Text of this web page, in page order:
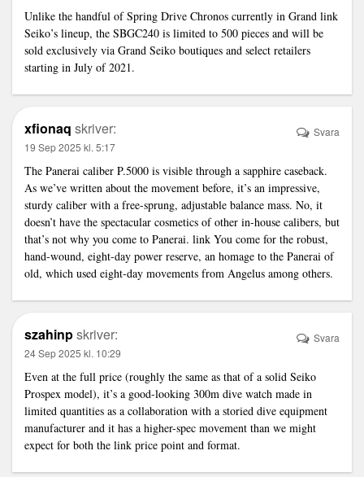
Unlike the handful of Spring Drive Chronos currently in Grand link
Seiko’s lineup, the SBGC240 is limited to 500 pieces and will be
sold exclusively via Grand Seiko boutiques and select retailers
starting in July of 2021.
xfionaq skriver:
19 Sep 2025 kl. 5:17
The Panerai caliber P.5000 is visible through a sapphire caseback.
As we’ve written about the movement before, it’s an impressive,
sturdy caliber with a free-sprung, adjustable balance mass. No, it
doesn’t have the spectacular cosmetics of other in-house calibers, but
that’s not why you come to Panerai. link You come for the robust,
hand-wound, eight-day power reserve, an homage to the Panerai of
old, which used eight-day movements from Angelus among others.
Svara
szahinpskriver:
24 Sep 2025 kl. 10:29
Even at the full price (roughly the same as that of a solid Seiko
Prospex model), it’s a good-looking 300m dive watch made in
limited quantities as a collaboration with a storied dive equipment
manufacturer and it has a higher-spec movement than we might
expect for both the link price point and format.
Svara